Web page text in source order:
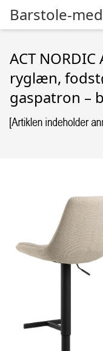
Barstole-
ACT
ryglæn,
gaspatron –